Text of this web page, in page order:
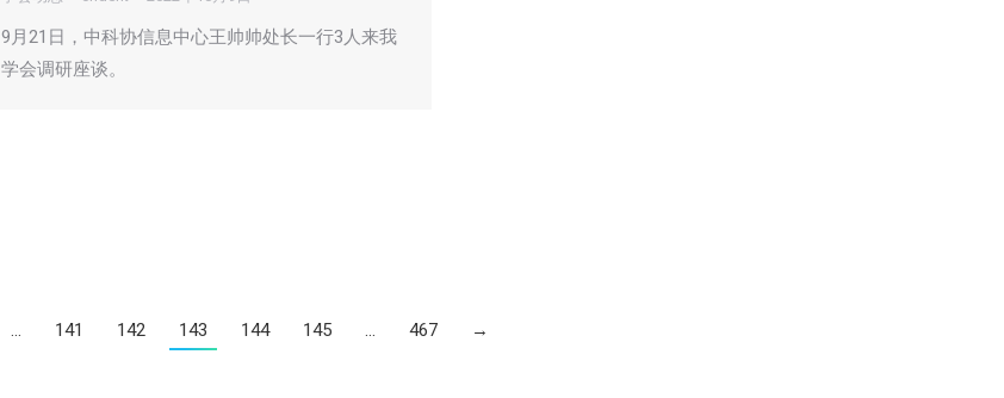
9月21日，中科协信息中心王帅帅处长一行3人来我
学会调研座谈。
… 141 142 143 144 145 … 467 →